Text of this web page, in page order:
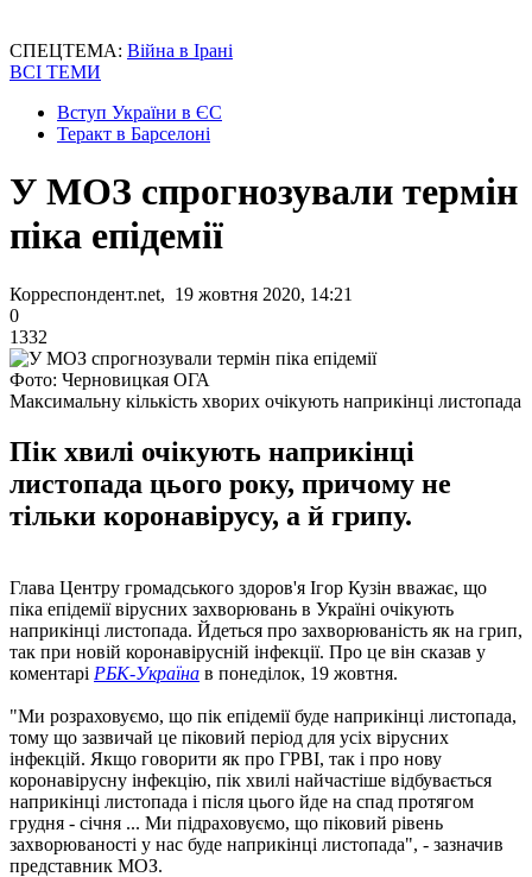
СПЕЦТЕМА: Війна в Ірані
ВСІ ТЕМИ
Вступ України в ЄС
Теракт в Барселоні
У МОЗ спрогнозували термін
піка епідемії
Корреспондент.net, 19 жовтня 2020, 14:21
0
1332
Фото: Черновицкая ОГА
Максимальну кількість хворих очікують наприкінці листопада
Пік хвилі очікують наприкінці
листопада цього року, причому не
тільки коронавірусу, а й грипу.
Глава Центру громадського здоров'я Ігор Кузін вважає, що
піка епідемії вірусних захворювань в Україні очікують
наприкінці листопада. Йдеться про захворюваність як на грип,
так при новій коронавірусній інфекції. Про це він сказав у
коментарі РБК-Україна в понеділок, 19 жовтня.
"Ми розраховуємо, що пік епідемії буде наприкінці листопада,
тому що зазвичай це піковий період для усіх вірусних
інфекцій. Якщо говорити як про ГРВІ, так і про нову
коронавірусну інфекцію, пік хвилі найчастіше відбувається
наприкінці листопада і після цього йде на спад протягом
грудня - січня ... Ми підраховуємо, що піковий рівень
захворюваності у нас буде наприкінці листопада", - зазначив
представник МОЗ.